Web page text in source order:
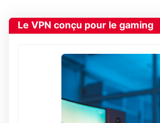
Le VPN conçu pour le gaming